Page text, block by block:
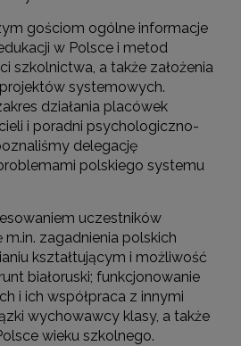
gościom ogólne informacje
w Polsce i metod
szkolnictwa, a także założenia
systemowych.
działania placówek
i poradni psychologiczno-
delegację
polskiego systemu
uczestników
m.in. zagadnienia polskich
kształtującym i możliwość
białoruski; funkcjonowanie
i ich współpraca z innymi
wychowawcy klasy, a także
wieku szkolnego.